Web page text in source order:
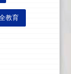
教育